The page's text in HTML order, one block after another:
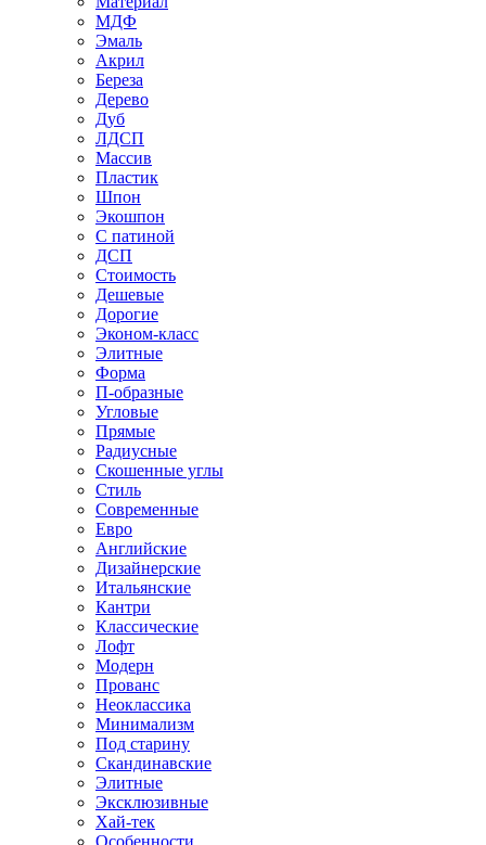
МДФ
Эмаль
Акрил
Береза
Дерево
Дуб
ЛДСП
Массив
Пластик
Шпон
Экошпон
С патиной
ДСП
Стоимость
Дешевые
Дорогие
Эконом-класс
Элитные
Форма
П-образные
Угловые
Прямые
Радиусные
Скошенные углы
Стиль
Современные
Евро
Английские
Дизайнерские
Итальянские
Кантри
Классические
Лофт
Модерн
Прованс
Неоклассика
Минимализм
Под старину
Скандинавские
Элитные
Эксклюзивные
Хай-тек
Особенности